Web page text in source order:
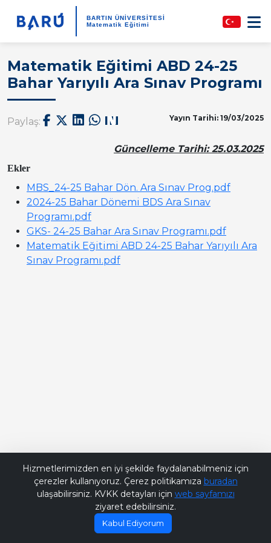
BARTIN ÜNİVERSİTESİ
Matematik Eğitimi
Matematik Eğitimi ABD 24-25
Bahar Yarıyılı Ara Sınav Programı
Paylaş: Yayın Tarihi: 19/03/2025
Güncelleme Tarihi: 25.03.2025
Ekler
MBS_24-25 Bahar Dön. Ara Sınav Prog.pdf
2024-25 Bahar Dönemi BDS Ara Sınav
Programı.pdf
GKS- 24-25 Bahar Ara Sınav Programı.pdf
Matematik Eğitimi ABD 24-25 Bahar Yarıyılı Ara
Sınav Programı.pdf
Hizmetlerimizden en iyi şekilde faydalanabilmeniz için
çerezler kullanıyoruz. Çerez politikamıza buradan
ulaşabilirsiniz. KVKK detayları için web sayfamızı
ziyaret edebilirsiniz.
Kabul Ediyorum
Bana Soru Sor | Ask Me